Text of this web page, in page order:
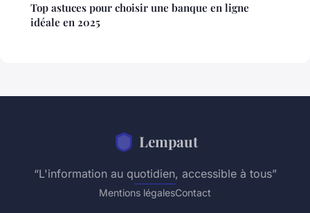
Top astuces pour choisir une banque en ligne
idéale en 2025
Lempaut
“L'information au quotidien, accessible à tous”
Mentions légalesContact